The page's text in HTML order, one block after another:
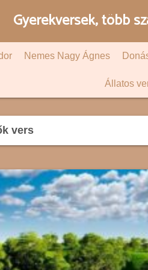
Gyerekversek, több
Nemes Nagy Ágnes
Állatos
vers